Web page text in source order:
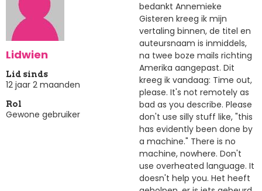
Lidwien
Lid sinds
12 jaar 2 maanden
Rol
Gewone gebruiker
bedankt Annemieke
Gisteren kreeg ik mijn
vertaling binnen, de titel en
auteursnaam is inmiddels,
na twee boze mails richting
Amerika aangepast. Dit
kreeg ik vandaag: Time out,
please. It's not remotely as
bad as you describe. Please
don't use silly stuff like, "this
has evidently been done by
a machine." There is no
machine, nowhere. Don't
use overheated language. It
doesn't help you. Het heeft